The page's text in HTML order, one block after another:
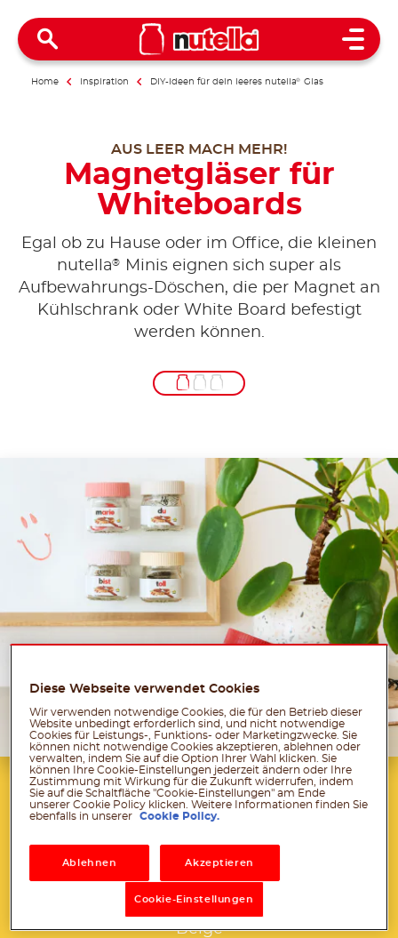
Open
Home Inspiration DIY-Ideen für dein leeres nutella® Glas
AUS LEER MACH MEHR!
Magnetgläser für
Whiteboards
Egal ob zu Hause oder im Office, die kleinen
nutella®
Minis eignen sich super als
Aufbewahrungs-Döschen, die per Magnet an
Kühlschrank oder White Board befestigt
werden können.
Dazu brauchst du:
nutella Gläser
Acrylfarbe in Rot, Flieder, Rosa, Grau und
Beige
Diese Webseite verwendet Cookies
Wir verwenden notwendige Cookies, die für den Betrieb dieser
Website unbedingt erforderlich sind, und nicht notwendige
Cookies für Leistungs-, Funktions- oder Marketingzwecke. Sie
können nicht notwendige Cookies akzeptieren, ablehnen oder
verwalten, indem Sie auf die Option Ihrer Wahl klicken. Sie
können Ihre Cookie-Einstellungen jederzeit ändern oder Ihre
Zustimmung mit Wirkung für die Zukunft widerrufen, indem
Sie auf die Schaltfläche "Cookie-Einstellungen" am Ende
unserer Cookie Policy klicken. Weitere Informationen finden Sie
ebenfalls in unserer
Cookie Policy.
Ablehnen Akzeptieren
Cookie-Einstellungen